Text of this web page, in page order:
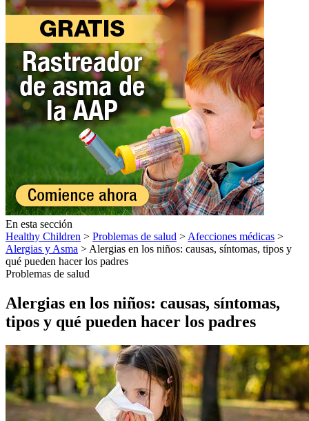
En esta sección
Healthy Children > Problemas de salud > Afecciones médicas >
Alergias y Asma > Alergias en los niños: causas, síntomas, tipos y
qué pueden hacer los padres
Problemas de salud
Alergias en los niños: causas, síntomas,
tipos y qué pueden hacer los padres